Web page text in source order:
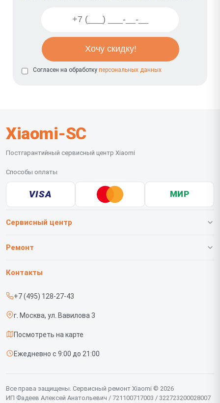
Согласен на обработку персональных данных
Xiaomi-SC
Постгарантийный сервисный центр Xiaomi
Способы оплаты
VISA МИР
Сервисный центр
О нашем сервисе
Срочный ремонт
Доставка и способы оплаты
Диагностика
Контакты
Ремонт
Телефонов
Контакты
+7 (495) 128-27-43
г. Москва, ул. Вавилова 3
Посмотреть на карте
Ежедневно с 9:00 до 21:00
Все права защищены. Сервисный ремонт Xiaomi © 2026
ИП Фадеев Алексей Анатольевич / 721100717003 / 322723200028007